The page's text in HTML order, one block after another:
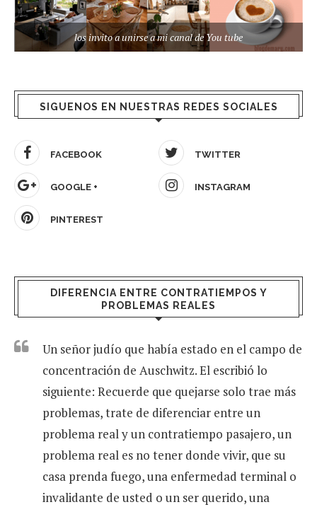
los invito a unirse a mi canal de You tube
SIGUENOS EN NUESTRAS REDES SOCIALES
FACEBOOK TWITTER
GOOGLE + INSTAGRAM
PINTEREST
DIFERENCIA ENTRE CONTRATIEMPOS Y
PROBLEMAS REALES
Un señor judío que había estado en el campo de
concentración de Auschwitz. El escribió lo
siguiente: Recuerde que quejarse solo trae más
problemas, trate de diferenciar entre un
problema real y un contratiempo pasajero, un
problema real es no tener donde vivir, que su
casa prenda fuego, una enfermedad terminal o
invalidante de usted o un ser querido, una